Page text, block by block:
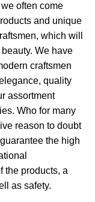
often come
and unique
which will
We have
craftsmen
quality
assortment
Who for many
reason to doubt
the high
the products, a
as safety.